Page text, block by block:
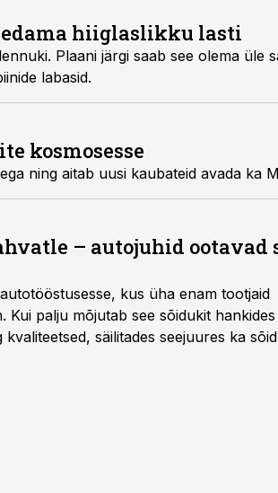
hiiglaslikku lasti
Plaani järgi saab see olema üle
labasid.
kosmosesse
ning aitab uusi kaubateid avada ka
– autojuhid
kus üha enam tootjaid
palju mõjutab see sõidukit
säilitades seejuures ka